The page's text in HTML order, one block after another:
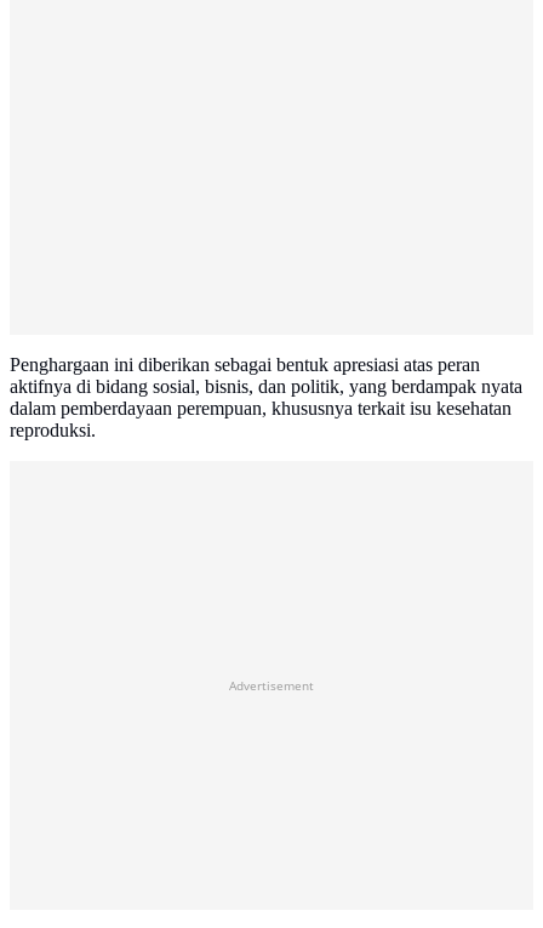
Penghargaan ini diberikan sebagai bentuk apresiasi atas peran
aktifnya di bidang sosial, bisnis, dan politik, yang berdampak nyata
dalam pemberdayaan perempuan, khususnya terkait isu kesehatan
reproduksi.
Advertisement